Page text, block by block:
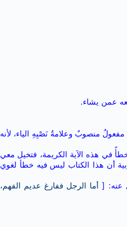
عمن يشاء.
مفعولٌ منصوبٌ وعلامةُ نَصْبِهِ الياء، لأنه
في هذه الآية الكريمة، فتخيل معي
أن هذا الكتاب ليس فيه خطأ لغوي
عنه: [ أما الرجل ففارغ عديم الفهم،